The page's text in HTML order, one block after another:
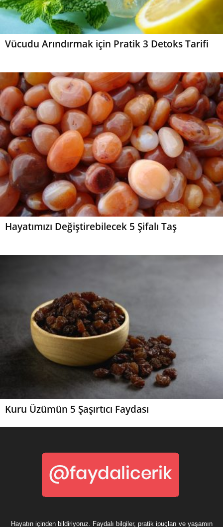
Vücudu Arındırmak için Pratik 3 Detoks Tarifi
Hayatımızı Değiştirebilecek 5 Şifalı Taş
Kuru Üzümün 5 Şaşırtıcı Faydası
Hayatın içinden bildiriyoruz. Faydalı bilgiler, pratik ipuçları ve yaşamın